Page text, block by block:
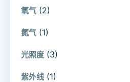
氧气 (2)
氮气 (1)
光照度 (3)
紫外线 (1)